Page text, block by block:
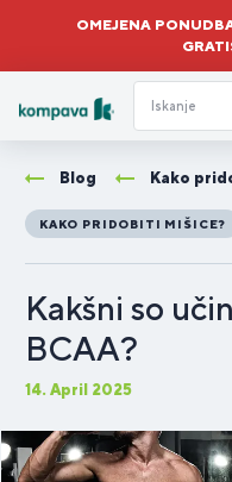
OMEJENA
Blog Kako
KAKO PRIDOBITI MIŠICE?
Kakšni so
BCAA?
14. April 2025